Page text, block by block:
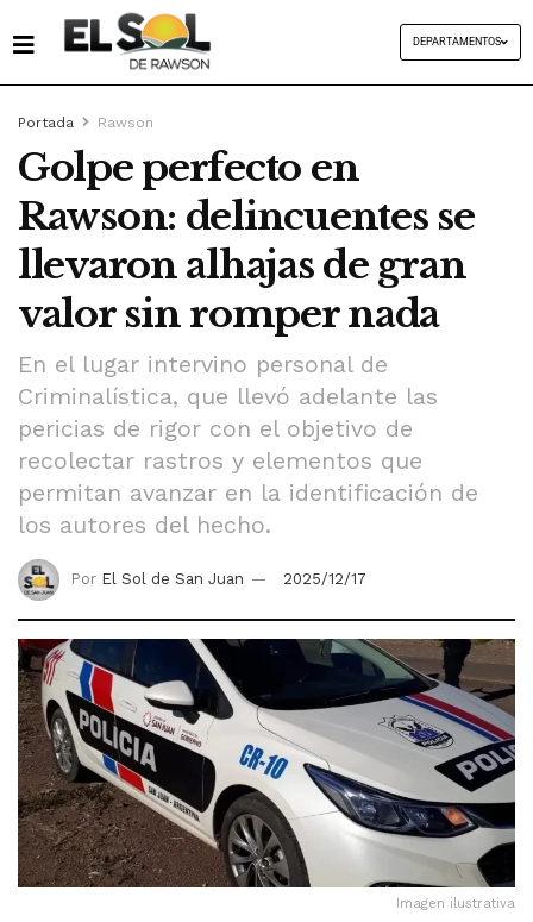
DEPARTAMENTOS
Portada Rawson
Golpe perfecto en
Rawson: delincuentes se
llevaron alhajas de gran
valor sin romper nada
En el lugar intervino personal de
Criminalística, que llevó adelante las
pericias de rigor con el objetivo de
recolectar rastros y elementos que
permitan avanzar en la identificación de
los autores del hecho.
Por El Sol de San Juan 2025/12/17
Imagen ilustrativa